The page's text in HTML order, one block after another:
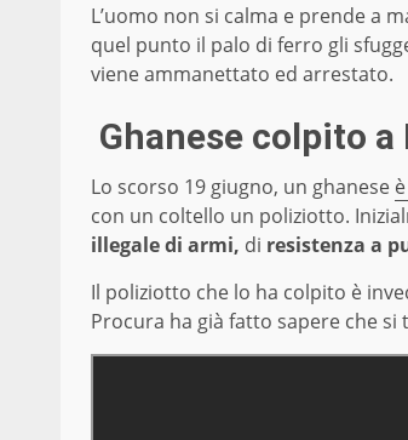
L’uomo non si calma e prende a
quel punto il palo di ferro gli
viene ammanettato ed arrestato.
Ghanese colpito
Lo scorso 19 giugno, un ghanese
con un coltello un poliziotto.
illegale di armi, di resistenza a
Il poliziotto che lo ha colpito è
Procura ha già fatto sapere che